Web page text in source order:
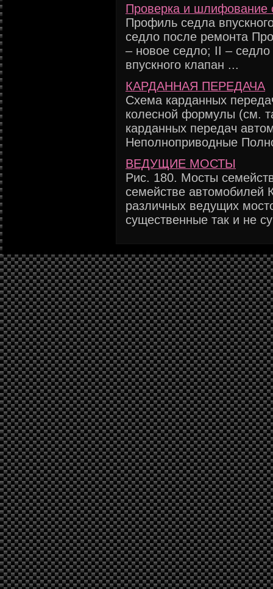
Проверка и шлифование
Профиль седла
седло после ремонта
– новое седло; II –
впускного клапан ...
КАРДАННАЯ ПЕРЕДАЧА
Схема карданных
колесной формулы (см.
карданных передач
Неполноприводные
ВЕДУЩИЕ МОСТЫ
Рис. 180. Мосты
семействе автомобилей
различных ведущих
существенные так и не